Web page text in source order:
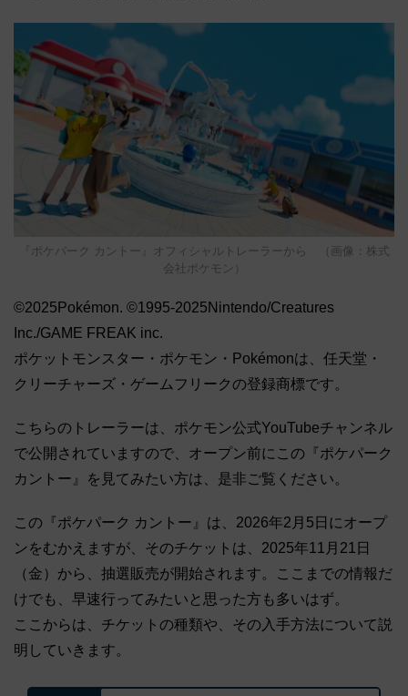
『ポケパーク カントー』オフィシャルトレーラーから （画像：株式
会社ポケモン）
©2025Pokémon. ©1995-2025Nintendo/Creatures
Inc./GAME FREAK inc.
ポケットモンスター・ポケモン・Pokémonは、任天堂・
クリーチャーズ・ゲームフリークの登録商標です。
こちらのトレーラーは、ポケモン公式YouTubeチャンネル
で公開されていますので、オープン前にこの『ポケパーク
カントー』を見てみたい方は、是非ご覧ください。
この『ポケパーク カントー』は、2026年2月5日にオープ
ンをむかえますが、そのチケットは、2025年11月21日
（金）から、抽選販売が開始されます。ここまでの情報だ
けでも、早速行ってみたいと思った方も多いはず。
ここからは、チケットの種類や、その入手方法について説
明していきます。